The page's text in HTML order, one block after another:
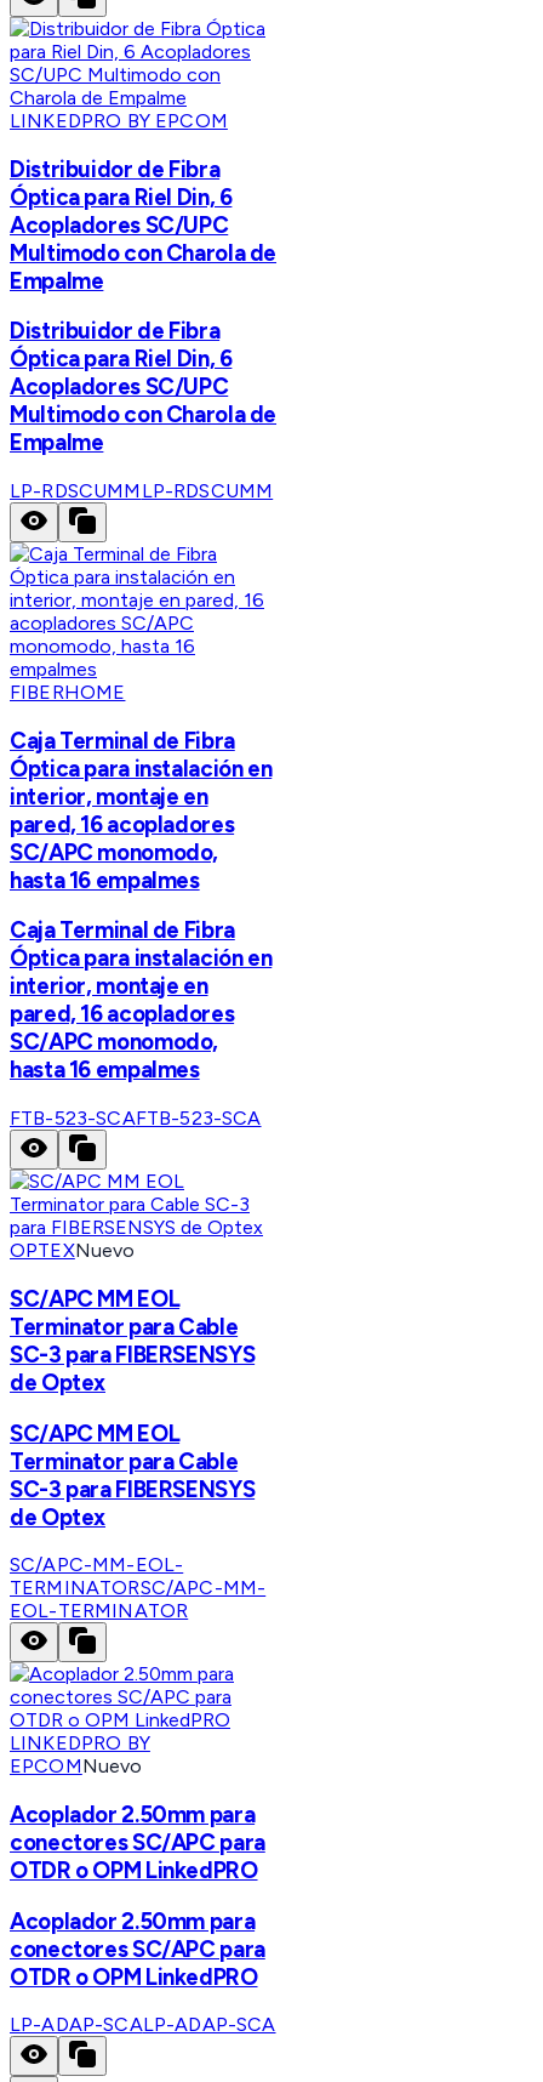
LINKEDPRO BY EPCOM
Distribuidor de Fibra
Óptica para Riel Din, 6
Acopladores SC/UPC
Multimodo con Charola de
Empalme
Distribuidor de Fibra
Óptica para Riel Din, 6
Acopladores SC/UPC
Multimodo con Charola de
Empalme
LP-RDSCUMM LP-RDSCUMM
FIBERHOME
Caja Terminal de Fibra
Óptica para instalación en
interior, montaje en
pared, 16 acopladores
SC/APC monomodo,
hasta 16 empalmes
Caja Terminal de Fibra
Óptica para instalación en
interior, montaje en
pared, 16 acopladores
SC/APC monomodo,
hasta 16 empalmes
FTB-523-SCAFTB-523-SCA
OPTEXNuevo
SC/APC MM EOL
Terminator para Cable
SC-3 para FIBERSENSYS
de Optex
SC/APC MM EOL
Terminator para Cable
SC-3 para FIBERSENSYS
de Optex
SC/APC-MM-EOL-
TERMINATORSC/APC-MM-
EOL-TERMINATOR
LINKEDPRO BY
EPCOMNuevo
Acoplador 2.50mm para
conectores SC/APC para
OTDR o OPM LinkedPRO
Acoplador 2.50mm para
conectores SC/APC para
OTDR o OPM LinkedPRO
LP-ADAP-SCALP-ADAP-SCA